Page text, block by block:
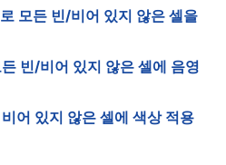
모든 빈/비어 있지 않은 셀을
빈/비어 있지 않은 셀에 음영
어 있지 않은 셀에 색상 적용